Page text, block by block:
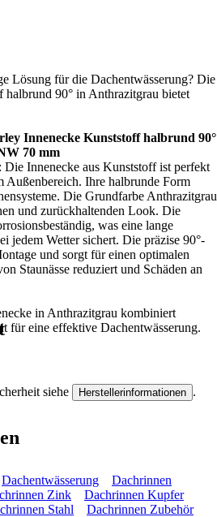
Lösung für die Dachentwässerung? Die
90° in Anthrazitgrau bietet
Innenecke Kunststoff halbrund 90°
70 mm
Innenecke aus Kunststoff ist perfekt
Außenbereich. Ihre halbrunde Form
Die Grundfarbe Anthrazitgrau
und zurückhaltenden Look. Die
was eine lange
jedem Wetter sichert. Die präzise 90°-
und sorgt für einen optimalen
Staunässe reduziert und Schäden an
in Anthrazitgrau kombiniert
für eine effektive Dachentwässerung.
siehe Herstellerinformationen .
Dachentwässerung
Dachrinnen
Zink
Dachrinnen Kupfer
Stahl Dachrinnen Zubehör